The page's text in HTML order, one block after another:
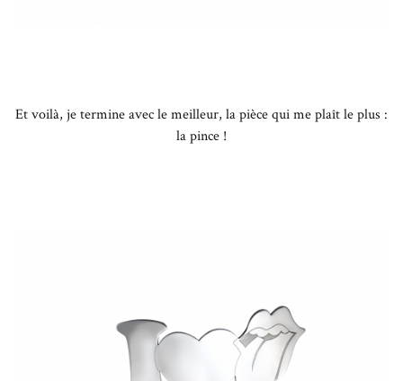
Et voilà, je termine avec le meilleur, la pièce qui me plaît le plus :
la pince !